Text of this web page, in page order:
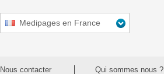
Medipages en France
Nous contacter Qui sommes nous ?